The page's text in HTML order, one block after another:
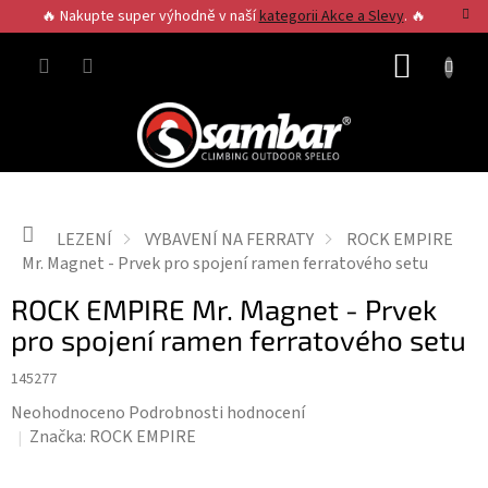
na
obsah
🔥 Nakupte super výhodně v našíkategorii Akce a Slevy. 🔥
Domů
LEZENÍ VYBAVENÍ NA FERRATY
ROCK EMPIRE
Mr. Magnet - Prvek pro spojení ramen ferratového setu
ROCK EMPIRE Mr. Magnet - Prvek
pro spojení ramen ferratového setu
145277
Průměrné
hodnocení
Neohodnoceno Podrobnosti hodnocení
Značka: ROCK EMPIRE